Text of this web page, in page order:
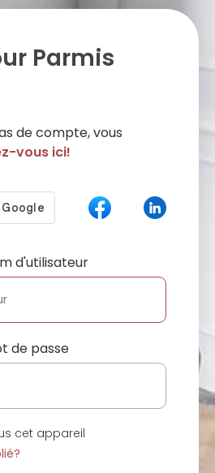
Parmis
de compte, vous
vous ici!
d'utilisateur
de passe
cet appareil